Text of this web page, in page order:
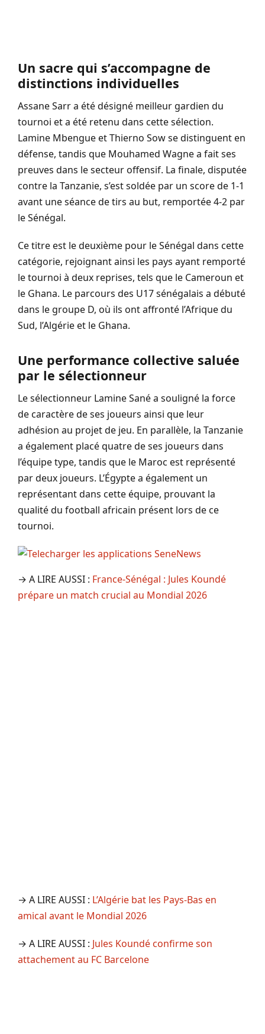
Un sacre qui s’accompagne de
distinctions individuelles
Assane Sarr a été désigné meilleur gardien du
tournoi et a été retenu dans cette sélection.
Lamine Mbengue et Thierno Sow se distinguent en
défense, tandis que Mouhamed Wagne a fait ses
preuves dans le secteur offensif. La finale, disputée
contre la Tanzanie, s’est soldée par un score de 1-1
avant une séance de tirs au but, remportée 4-2 par
le Sénégal.
Ce titre est le deuxième pour le Sénégal dans cette
catégorie, rejoignant ainsi les pays ayant remporté
le tournoi à deux reprises, tels que le Cameroun et
le Ghana. Le parcours des U17 sénégalais a débuté
dans le groupe D, où ils ont affronté l’Afrique du
Sud, l’Algérie et le Ghana.
Une performance collective saluée
par le sélectionneur
Le sélectionneur Lamine Sané a souligné la force
de caractère de ses joueurs ainsi que leur
adhésion au projet de jeu. En parallèle, la Tanzanie
a également placé quatre de ses joueurs dans
l’équipe type, tandis que le Maroc est représenté
par deux joueurs. L’Égypte a également un
représentant dans cette équipe, prouvant la
qualité du football africain présent lors de ce
tournoi.
→ A LIRE AUSSI : France-Sénégal : Jules Koundé
prépare un match crucial au Mondial 2026
→ A LIRE AUSSI : L’Algérie bat les Pays-Bas en
amical avant le Mondial 2026
→ A LIRE AUSSI : Jules Koundé confirme son
attachement au FC Barcelone